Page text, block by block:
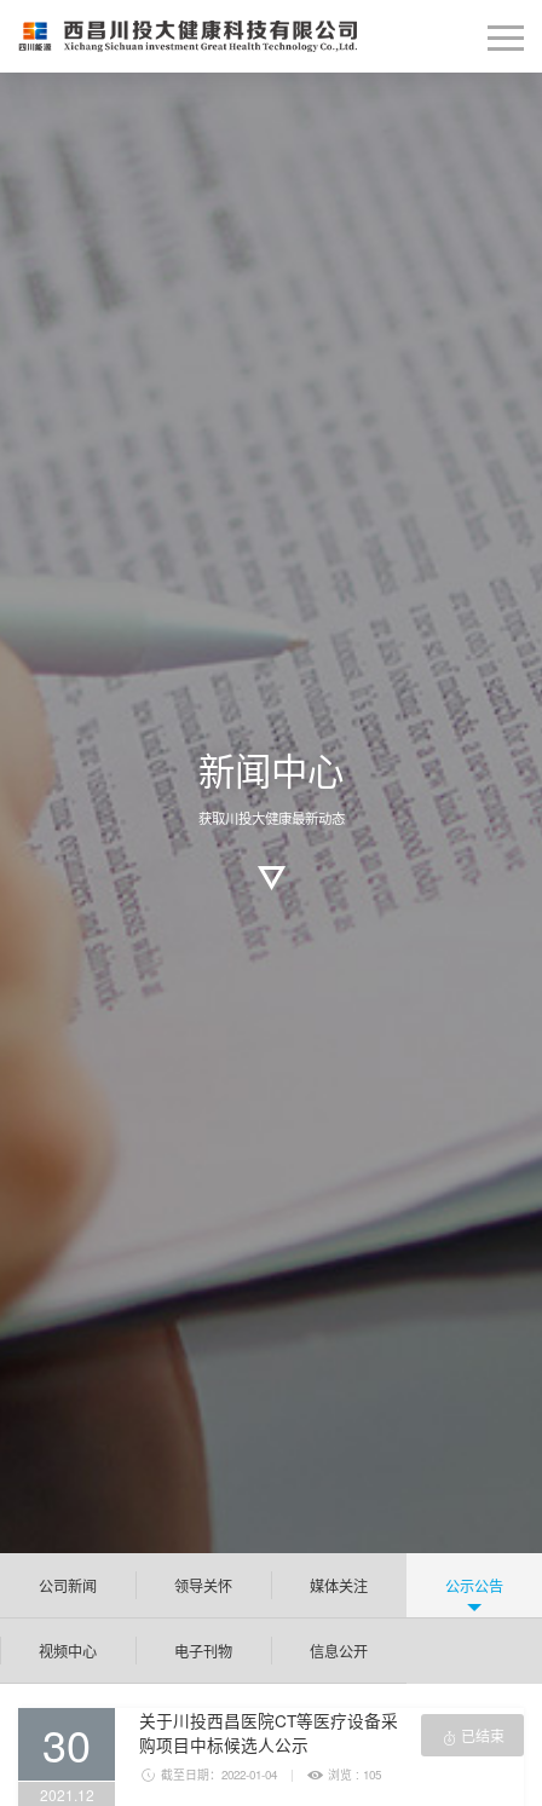
新闻中心
获取川投大健康最新动态
公司新闻 领导关怀 媒体关注 公示公告
视频中心 电子刊物 信息公开
30
2021.12
关于川投西昌医院CT等医疗设备采
购项目中标候选人公示
 截至日期：2022-01-04 |  浏览 : 105
 已结束